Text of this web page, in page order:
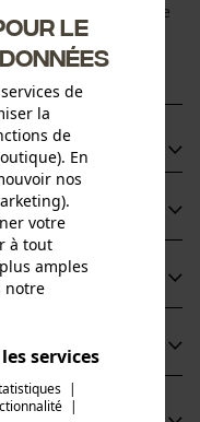
La face intérieure
technique structurée
de l’humidité et assure
pour une
(PDF)
le
de
la
de
En
nos
votre
à tout
amples
notre
services
|
|
Veuillez